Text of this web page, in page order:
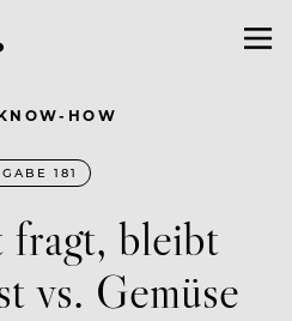
HOW
181
bleibt
vs. Gemüse